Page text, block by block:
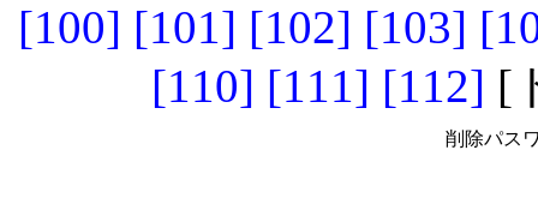
[100] [101] [102] [103]
[110] [111] [112] [
削除パス